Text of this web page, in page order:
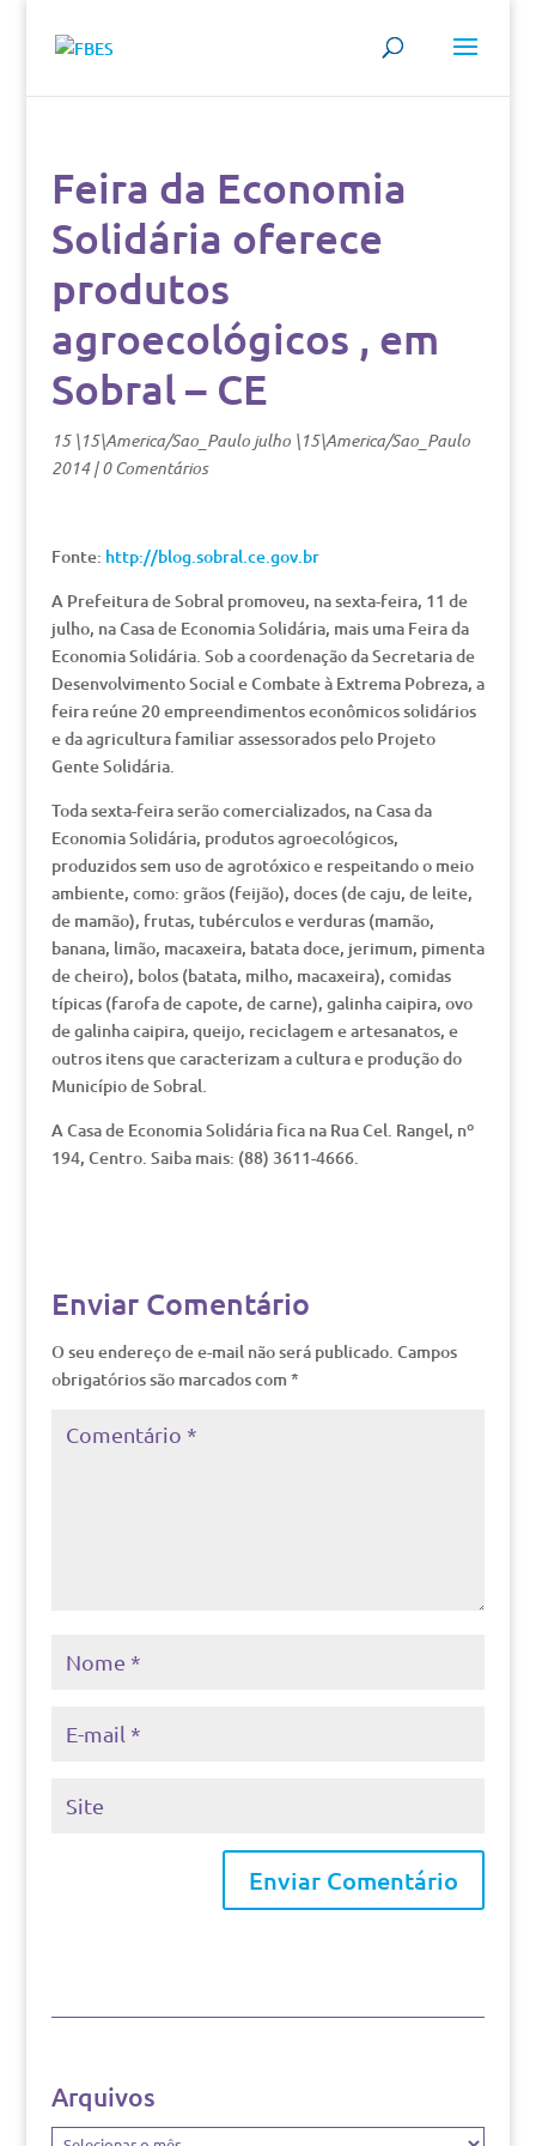
Feira da Economia
Solidária oferece
produtos
agroecológicos , em
Sobral – CE
15 \15\America/Sao_Paulo julho \15\America/Sao_Paulo
2014|0 Comentários
Fonte: http://blog.sobral.ce.gov.br
A Prefeitura de Sobral promoveu, na sexta-feira, 11 de
julho, na Casa de Economia Solidária, mais uma Feira da
Economia Solidária. Sob a coordenação da Secretaria de
Desenvolvimento Social e Combate à Extrema Pobreza, a
feira reúne 20 empreendimentos econômicos solidários
e da agricultura familiar assessorados pelo Projeto
Gente Solidária.
Toda sexta-feira serão comercializados, na Casa da
Economia Solidária, produtos agroecológicos,
produzidos sem uso de agrotóxico e respeitando o meio
ambiente, como: grãos (feijão), doces (de caju, de leite,
de mamão), frutas, tubérculos e verduras (mamão,
banana, limão, macaxeira, batata doce, jerimum, pimenta
de cheiro), bolos (batata, milho, macaxeira), comidas
típicas (farofa de capote, de carne), galinha caipira, ovo
de galinha caipira, queijo, reciclagem e artesanatos, e
outros itens que caracterizam a cultura e produção do
Município de Sobral.
A Casa de Economia Solidária fica na Rua Cel. Rangel, nº
194, Centro. Saiba mais: (88) 3611-4666.
Enviar Comentário
O seu endereço de e-mail não será publicado. Campos
obrigatórios são marcados com *
Arquivos
Arquivos